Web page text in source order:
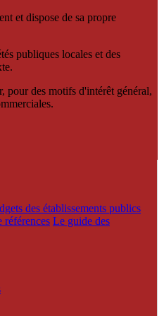
et dispose de sa propre
publiques locales et des
pour des motifs d'intérêt général,
des établissements publics
références Le guide des